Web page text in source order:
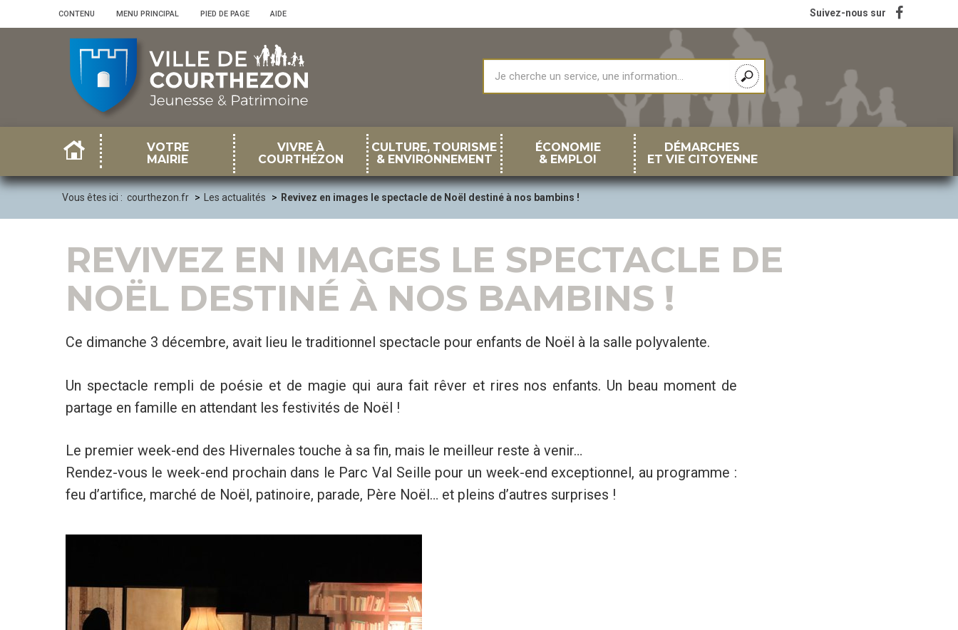
CONTENU MENU PRINCIPAL PIED DE PAGE AIDE
VOTRE
MAIRIE
VIVRE À
COURTHÉZON
CULTURE, TOURISME
& ENVIRONNEMENT
ÉCONOMIE
& EMPLOI
DÉMARCHES
ET VIE CITOYENNE
Suivez-nous sur
Vous êtes ici : courthezon.fr Les actualités Revivez en images le spectacle de Noël destiné à nos bambins !
REVIVEZ EN IMAGES LE SPECTACLE DE
NOËL DESTINÉ À NOS BAMBINS !
Ce dimanche 3 décembre, avait lieu le traditionnel spectacle pour enfants de Noël à la salle polyvalente.
Un spectacle rempli de poésie et de magie qui aura fait rêver et rires nos enfants. Un beau moment de
partage en famille en attendant les festivités de Noël !
Le premier week-end des Hivernales touche à sa fin, mais le meilleur reste à venir…
Rendez-vous le week-end prochain dans le Parc Val Seille pour un week-end exceptionnel, au programme :
feu d’artifice, marché de Noël, patinoire, parade, Père Noël… et pleins d’autres surprises !